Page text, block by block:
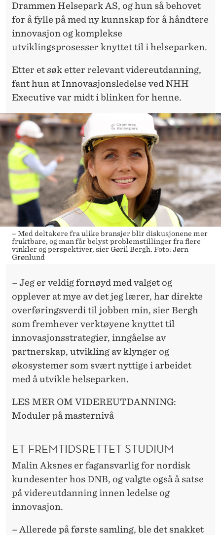
S
T
E
N
?
Drammen Helsepark AS, og hun så behovet
for å fylle på med ny kunnskap for å håndtere
innovasjon og komplekse
utviklingsprosesser knyttet til i helseparken.
Etter et søk etter relevant videreutdanning,
fant hun at Innovasjonsledelse ved NHH
Executive var midt i blinken for henne.
– Med deltakere fra ulike bransjer blir diskusjonene mer
fruktbare, og man får belyst problemstillinger fra flere
vinkler og perspektiver, sier Gøril Bergh. Foto: Jørn
Grønlund
– Jeg er veldig fornøyd med valget og
opplever at mye av det jeg lærer, har direkte
overføringsverdi til jobben min, sier Bergh
som fremhever verktøyene knyttet til
innovasjonsstrategier, inngåelse av
partnerskap, utvikling av klynger og
økosystemer som svært nyttige i arbeidet
med å utvikle helseparken.
LES MER OM VIDEREUTDANNING:
Moduler på masternivå
ET FREMTIDSRETTET STUDIUM
Malin Aksnes er fagansvarlig for nordisk
kundesenter hos DNB, og valgte også å satse
på videreutdanning innen ledelse og
innovasjon.
– Allerede på første samling, ble det snakket